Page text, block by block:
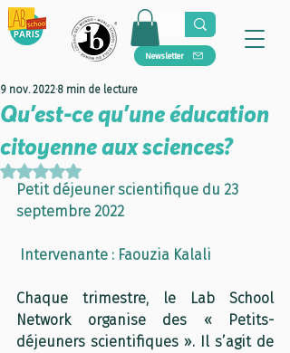
Newsletter
Qu’est-ce qu’une éducation
citoyenne aux sciences?
9 nov. 20228 min de lecture
Noté NaN étoiles sur 5.
Petit déjeuner scientifique du 23
septembre 2022
Intervenante : Faouzia Kalali
Chaque trimestre, le Lab School
Network organise des « Petits-
déjeuners scientifiques ». Il s’agit de